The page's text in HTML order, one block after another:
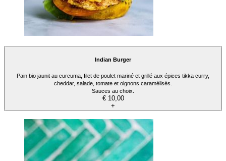
Indian Burger
Pain bio jaunit au curcuma, filet de poulet mariné et grillé aux épices tikka curry,
cheddar, salade, tomate et oignons caramélisés.
Sauces au choix.
€ 10,00
+